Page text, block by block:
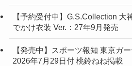
【予約受付中】G.S.Collection 大
でかけ衣装 Ver.：27年9月発売
【発売中】スポーツ報知 東京ガ
2026年7月29日付 桃鈴ねね掲載